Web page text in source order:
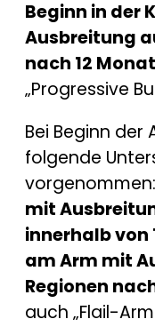
Beginn in der
Ausbreitung
nach 12
„Progressive
Bei Beginn der
folgende
vorgenommen:
mit
innerhalb von
am Arm mit
Regionen
auch „Flail-